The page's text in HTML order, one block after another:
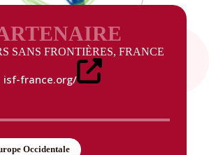
SANS FRONTIÈRES, FRANCE
isf-france.org/
Occidentale